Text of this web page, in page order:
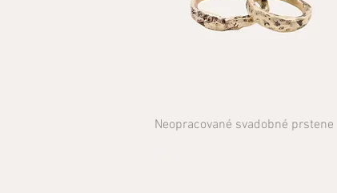
Neopracované svadobné prstene